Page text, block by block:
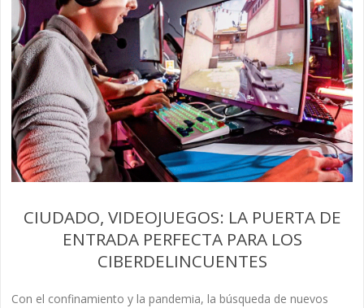
CIUDADO, VIDEOJUEGOS: LA PUERTA DE
ENTRADA PERFECTA PARA LOS
CIBERDELINCUENTES
Con el confinamiento y la pandemia, la búsqueda de nuevos